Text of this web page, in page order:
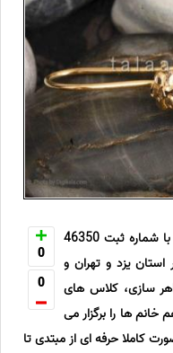
0
0
آموزشگاه طلا و جواهرسازی شهید مصیبی با شماره ثبت 46350
استان یزد و تهران و
سازى، کلاس هاى
ها را برگزار می
کاملا حرفه اى از مبتدى تا